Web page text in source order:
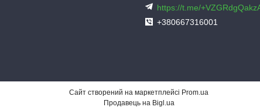
https://t.me/
+380667316001
Сайт створений на маркетплейсі Prom.ua
Продавець на Bigl.ua